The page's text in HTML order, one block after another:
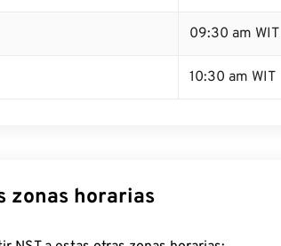
09:30 am WIT
10:30 am WIT
zonas horarias